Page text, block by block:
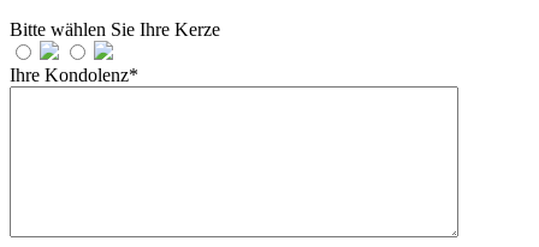
Bitte wählen Sie Ihre Kerze
Ihre Kondolenz*